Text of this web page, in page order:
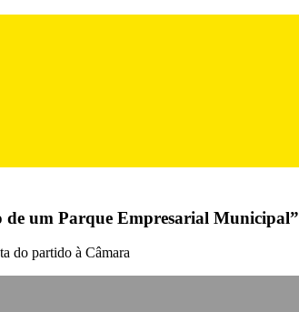
de um Parque Empresarial Municipal”
do partido à Câmara